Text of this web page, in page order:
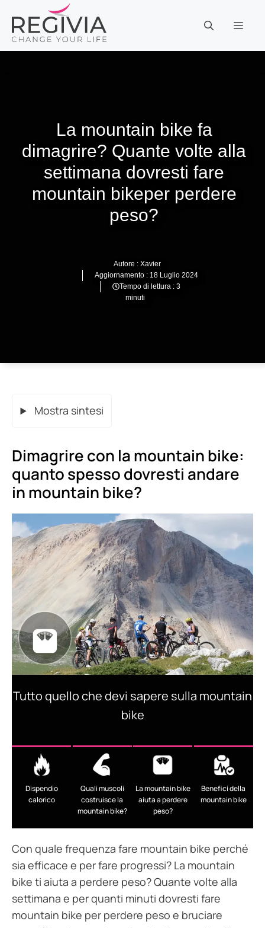
contenuto
La mountain bike fa
dimagrire? Quante volte alla
settimana dovresti fare
mountain bikeper perdere
peso?
Autore : Xavier
Aggiornamento : 18 Luglio 2024
Tempo di lettura : 3
minuti
Mostra sintesi
Dimagrire con la mountain bike:
quanto spesso dovresti andare
in mountain bike?
Tutto quello che devi sapere sulla mountain
bike
Dispendio
calorico
Quali muscoli
costruisce la
mountain bike?
La mountain bike
aiuta a perdere
peso?
Benefici della
mountain bike
Con quale frequenza fare mountain bike perché
sia efficace e per fare progressi? La mountain
bike ti aiuta a perdere peso? Quante volte alla
settimana e per quanti minuti dovresti fare
mountain bike per perdere peso e bruciare